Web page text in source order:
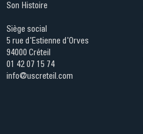
Son Histoire
Siège social
5 rue d'Estienne d'Orves
94000 Créteil
01 42 07 15 74
info@uscreteil.com